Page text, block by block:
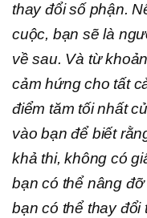
thay đổi số phận.
cuộc, bạn sẽ là
về sau. Và từ
cảm hứng cho tất
điểm tăm tối nhất
vào bạn để biết
khả thi, không có
bạn có thể nâng
bạn có thể thay đổi